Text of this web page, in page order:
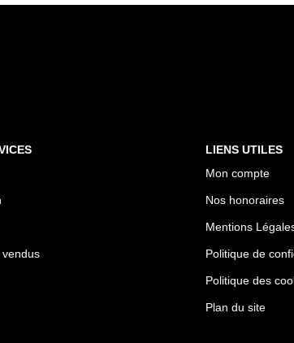
LIENS UTILES
Mon compte
Nos honoraires
Mentions
Politique de
Politique des
Plan du site